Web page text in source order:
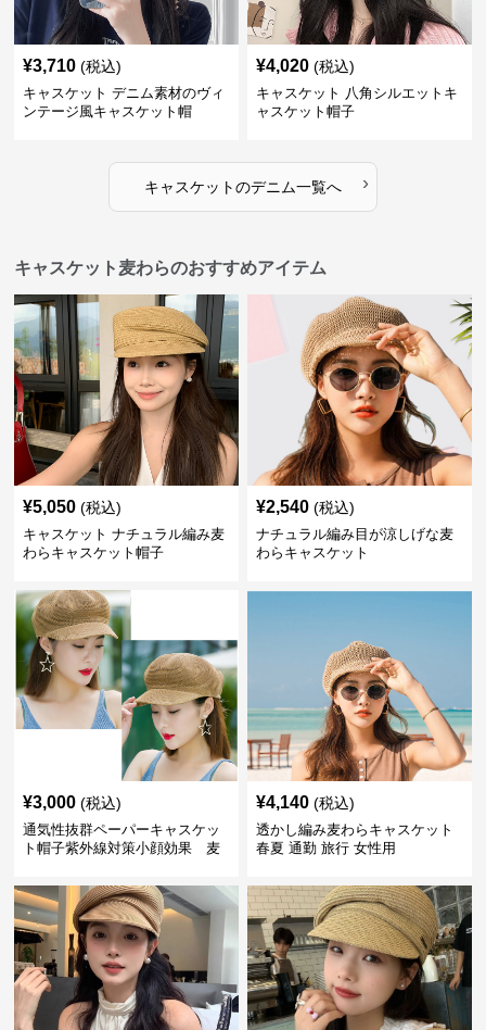
¥3,710 (税込)
キャスケット デニム素材のヴィ
ンテージ風キャスケット帽
¥4,020 (税込)
キャスケット 八角シルエットキ
ャスケット帽子
キャスケットのデニム一覧へ ›
キャスケット麦わらのおすすめアイテム
¥5,050 (税込)
キャスケット ナチュラル編み麦
わらキャスケット帽子
¥2,540 (税込)
ナチュラル編み目が涼しげな麦
わらキャスケット
¥3,000 (税込)
通気性抜群ペーパーキャスケッ
ト帽子紫外線対策小顔効果 麦
¥4,140 (税込)
透かし編み麦わらキャスケット
春夏 通勤 旅行 女性用